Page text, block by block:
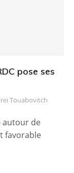
pose ses
Touabovitch
autour de
favorable